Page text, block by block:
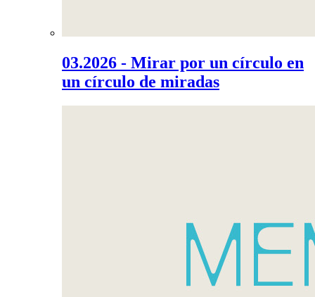
03.2026 - Mirar por un círculo en
un círculo de miradas